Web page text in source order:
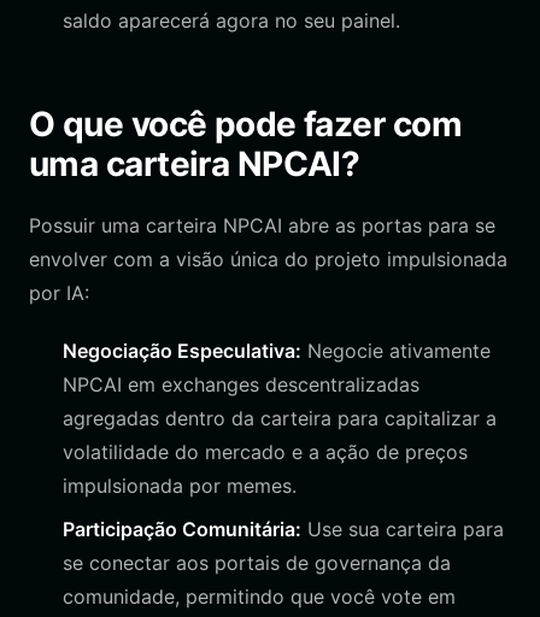
saldo aparecerá agora no seu painel.
O que você pode fazer com
uma carteira NPCAI?
Possuir uma carteira NPCAI abre as portas para se
envolver com a visão única do projeto impulsionada
por IA:
Negociação Especulativa: Negocie ativamente
NPCAI em exchanges descentralizadas
agregadas dentro da carteira para capitalizar a
volatilidade do mercado e a ação de preços
impulsionada por memes.
Participação Comunitária: Use sua carteira para
se conectar aos portais de governança da
comunidade, permitindo que você vote em